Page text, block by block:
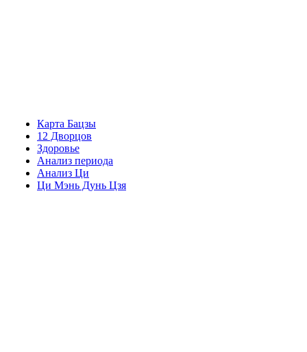
Карта Бацзы
12 Дворцов
Здоровье
Анализ периода
Анализ Ци
Ци Мэнь Дунь Цзя